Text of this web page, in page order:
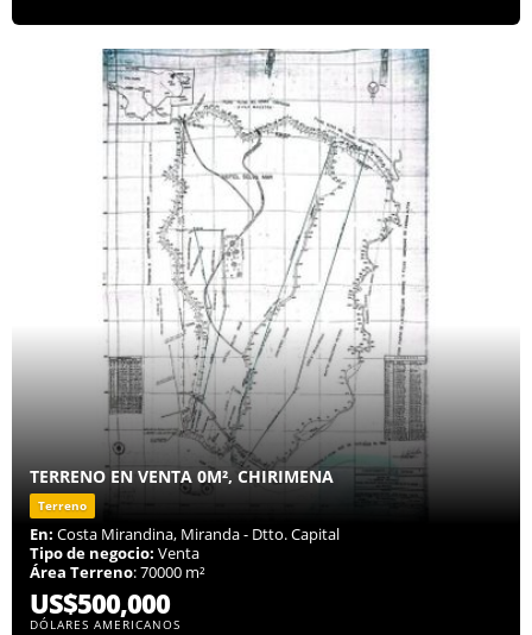
TERRENO EN VENTA 0M², CHIRIMENA
Terreno
En: Costa Mirandina, Miranda - Dtto. Capital
Tipo de negocio: Venta
Área Terreno: 70000 m²
US$500,000
DÓLARES AMERICANOS